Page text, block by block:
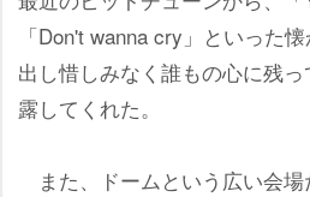
「Don't wanna cry」といった
出し惜しみなく誰もの心に残
露してくれた。
また、ドームという広い会